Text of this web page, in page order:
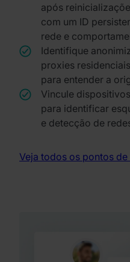
após
com um ID
rede e
Identifique
proxies
para entender a
Vincule
para identificar
e detecção de
Veja todos os pontos